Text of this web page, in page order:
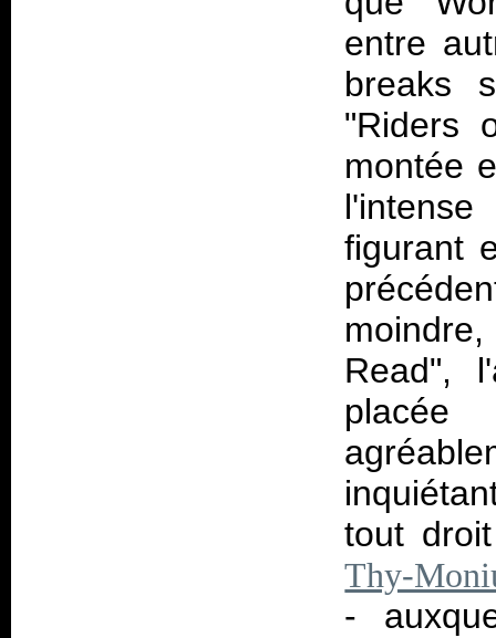
entre
breaks
"Riders
montée
figurant
Read",
tout
Thy-
-